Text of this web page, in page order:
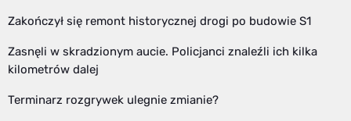
Zakończył się remont historycznej drogi po budowie S1
Zasnęli w skradzionym aucie. Policjanci znaleźli ich kilka
kilometrów dalej
Terminarz rozgrywek ulegnie zmianie?